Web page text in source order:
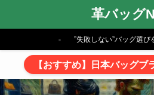
革バッグ
”失敗しない”バッグ選び
【おすすめ】日本バッグブ